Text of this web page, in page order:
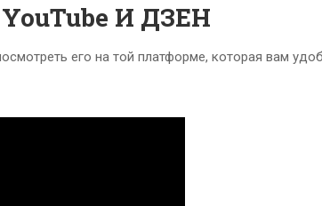
И ДЗЕН
его на той платформе, которая вам